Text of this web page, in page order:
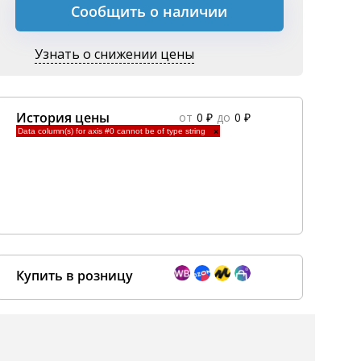
Сообщить о наличии
Узнать о снижении цены
История цены от 0 ₽ до 0 ₽
Data column(s) for axis #0 cannot be of type string ×
Купить в розницу